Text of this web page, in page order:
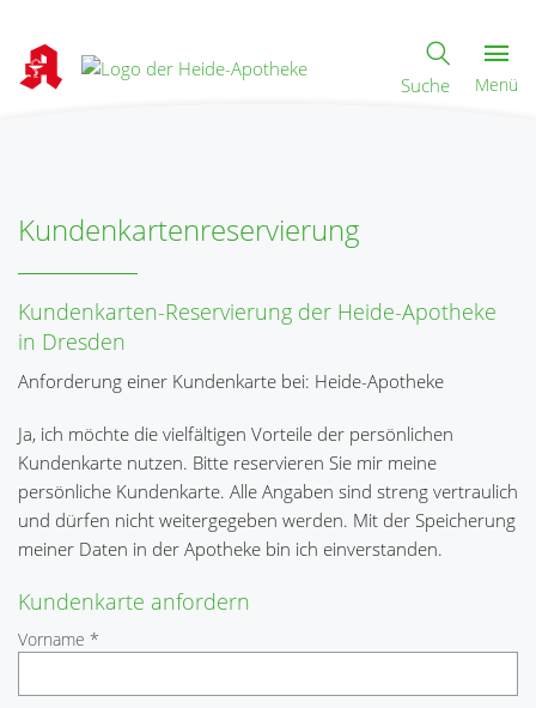
Suche Menü
Kundenkartenreservierung
Kundenkarten-Reservierung der Heide-Apotheke
in Dresden
Anforderung einer Kundenkarte bei: Heide-Apotheke
Ja, ich möchte die vielfältigen Vorteile der persönlichen
Kundenkarte nutzen. Bitte reservieren Sie mir meine
persönliche Kundenkarte. Alle Angaben sind streng vertraulich
und dürfen nicht weitergegeben werden. Mit der Speicherung
meiner Daten in der Apotheke bin ich einverstanden.
Kundenkarte anfordern
Vorname *